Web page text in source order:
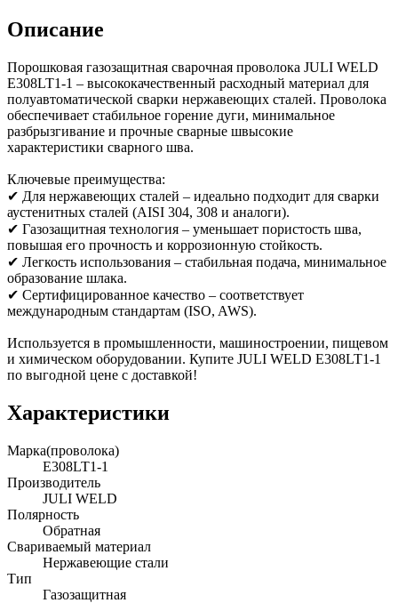
Описание
Порошковая газозащитная сварочная проволока JULI WELD
E308LT1-1 – высококачественный расходный материал для
полуавтоматической сварки нержавеющих сталей. Проволока
обеспечивает стабильное горение дуги, минимальное
разбрызгивание и прочные сварные швысокие
характеристики сварного шва.
Ключевые преимущества:
✔ Для нержавеющих сталей – идеально подходит для сварки
аустенитных сталей (AISI 304, 308 и аналоги).
✔ Газозащитная технология – уменьшает пористость шва,
повышая его прочность и коррозионную стойкость.
✔ Легкость использования – стабильная подача, минимальное
образование шлака.
✔ Сертифицированное качество – соответствует
международным стандартам (ISO, AWS).
Используется в промышленности, машиностроении, пищевом
и химическом оборудовании. Купите JULI WELD E308LT1-1
по выгодной цене с доставкой!
Характеристики
Марка(проволока)
E308LT1-1
Производитель
JULI WELD
Полярность
Обратная
Свариваемый материал
Нержавеющие стали
Тип
Газозащитная